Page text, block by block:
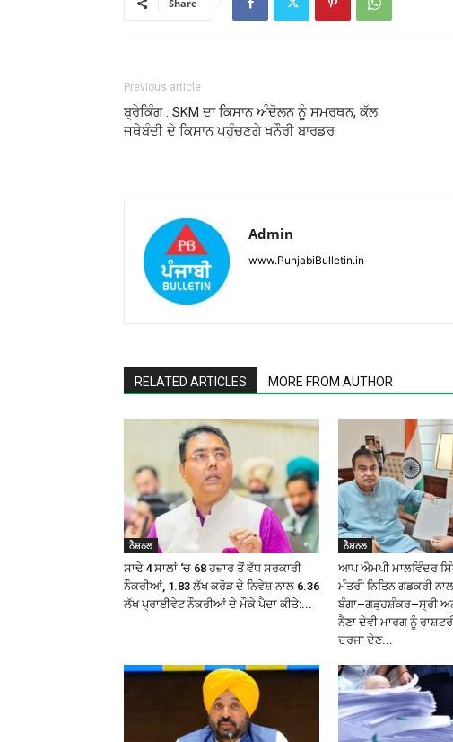
Share
Previous article
ਬ੍ਰੇਕਿੰਗ : SKM ਦਾ ਕਿਸਾਨ ਅੰਦੋਲਨ ਨੂੰ ਸਮਰਥਨ, ਕੱਲ
ਜਥੇਬੰਦੀ ਦੇ ਕਿਸਾਨ ਪਹੁੰਚਣਗੇ ਖਨੌਰੀ ਬਾਰਡਰ
Admin
www.PunjabiBulletin.in
RELATED ARTICLES MORE FROM AUTHOR
ਨੈਸ਼ਨਲ
ਸਾਢੇ 4 ਸਾਲਾਂ ‘ਚ 68 ਹਜ਼ਾਰ ਤੋਂ ਵੱਧ ਸਰਕਾਰੀ
ਨੌਕਰੀਆਂ, 1.83 ਲੱਖ ਕਰੋੜ ਦੇ ਨਿਵੇਸ਼ ਨਾਲ 6.36
ਲੱਖ ਪ੍ਰਾਈਵੇਟ ਨੌਕਰੀਆਂ ਦੇ ਮੌਕੇ ਪੈਦਾ ਕੀਤੇ:...
ਨੈਸ਼ਨਲ
ਆਪ ਐਮਪੀ ਮਾਲਵਿੰਦਰ
ਮੰਤਰੀ ਨਿਤਿਨ ਗਡਕਰੀ
ਬੰਗਾ–ਗੜ੍ਹਸ਼ੰਕਰ–ਸ੍ਰੀ
ਨੈਣਾ ਦੇਵੀ ਮਾਰਗ ਨੂੰ
ਦਰਜਾ ਦੇਣ...